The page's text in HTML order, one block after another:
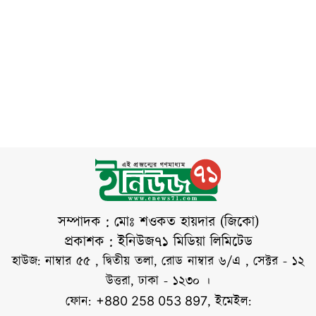
৩৭ জাতের আমগাছে
থোকায় থোকায় ফল
ধরেছে। নানা রং,
আকার ও স্বাদের এসব
আম দেখতে প্রতিদিনই
ভিড় করছেন
দেখা যায়, বাগানের
সম্পাদক : মোঃ শওকত হায়দার (জিকো)
প্রকাশক : ইনিউজ৭১ মিডিয়া লিমিটেড
হাউজ: নাম্বার ৫৫ , দ্বিতীয় তলা, রোড নাম্বার ৬/এ , সেক্টর - ১২
উত্তরা, ঢাকা - ১২৩০ ।
ফোন: +880 258 053 897, ইমেইল: